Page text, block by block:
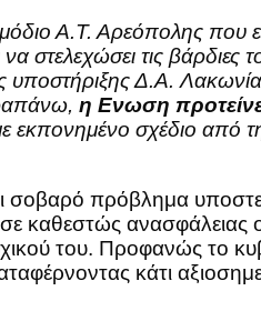
Α.Τ. Αρεόπολης που
τις βάρδιες
υποστήριξης Δ.Α.
η Ενωση
εκπονημένο σχέδιο από
σοβαρό πρόβλημα
καθεστώς
του. Προφανώς το
κάτι